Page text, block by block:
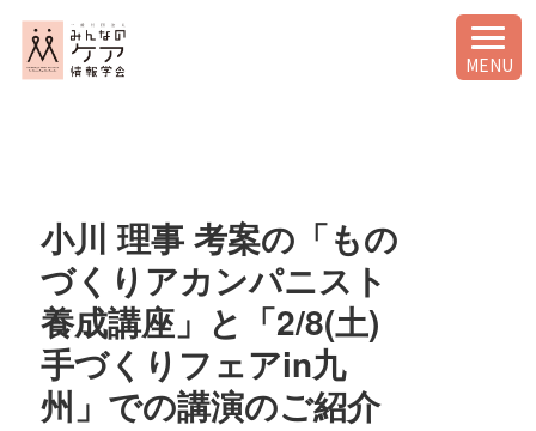
MENU
小川 理事 考案の「もの
づくりアカンパニスト
養成講座」と「2/8(土)
手づくりフェアin九
州」での講演のご紹介